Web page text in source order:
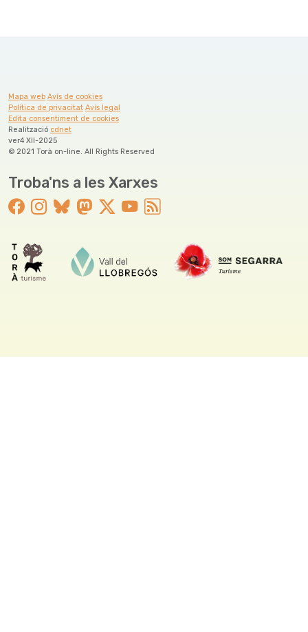
Mapa web Avís de cookies
Política de privacitat Avís legal
Edita consentiment de cookies
Realització cdnet
ver4 XII-2025
© 2021 Torà on-line. All Rights Reserved
Troba'ns a les Xarxes